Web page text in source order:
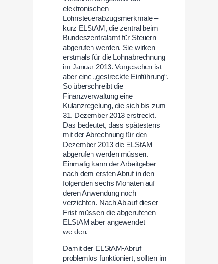
elektronischen
Lohnsteuerabzugsmerkmale –
kurz ELStAM, die zentral beim
Bundeszentralamt für Steuern
abgerufen werden. Sie wirken
erstmals für die Lohnabrechnung
im Januar 2013. Vorgesehen ist
aber eine „gestreckte Einführung“.
So überschreibt die
Finanzverwaltung eine
Kulanzregelung, die sich bis zum
31. Dezember 2013 erstreckt.
Das bedeutet, dass spätestens
mit der Abrechnung für den
Dezember 2013 die ELStAM
abgerufen werden müssen.
Einmalig kann der Arbeitgeber
nach dem ersten Abruf in den
folgenden sechs Monaten auf
deren Anwendung noch
verzichten. Nach Ablauf dieser
Frist müssen die abgerufenen
ELStAM aber angewendet
werden.
Damit der ELStAM-Abruf
problemlos funktioniert, sollten im